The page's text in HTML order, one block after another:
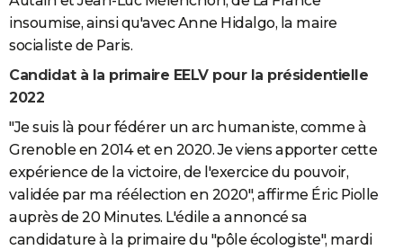
insoumise, ainsi qu'avec Anne Hidalgo, la maire
socialiste de Paris.
Candidat à la primaire EELV pour la présidentielle
2022
"Je suis là pour fédérer un arc humaniste, comme à
Grenoble en 2014 et en 2020. Je viens apporter cette
expérience de la victoire, de l'exercice du pouvoir,
validée par ma réélection en 2020", affirme Éric Piolle
auprès de 20 Minutes. L'édile a annoncé sa
candidature à la primaire du "pôle écologiste", mardi